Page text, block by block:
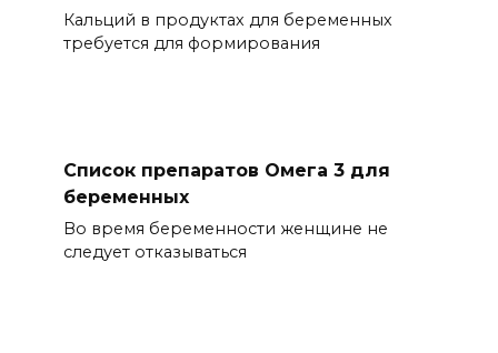
Кальций в продуктах для беременных
требуется для формирования
Список препаратов Омега 3 для
беременных
Во время беременности женщине не
следует отказываться